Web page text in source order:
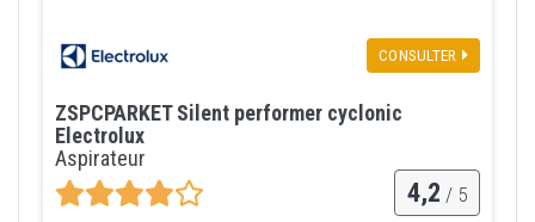
CONSULTER
ZSPCPARKET Silent performer cyclonic
Electrolux
Aspirateur
4,2 / 5